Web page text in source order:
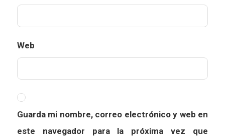
Web
Guarda mi nombre, correo electrónico y web en
este navegador para la próxima vez que